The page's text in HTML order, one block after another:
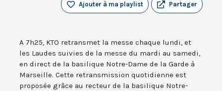
Partager
Ajouter à ma playlist
A 7h25, KTO retransmet la messe chaque lundi, et
les Laudes suivies de la messe du mardi au samedi,
en direct de la basilique Notre-Dame de la Garde à
Marseille. Cette retransmission quotidienne est
proposée grâce au recteur de la basilique Notre-